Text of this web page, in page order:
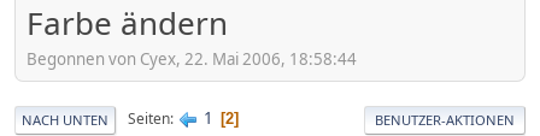
Farbe ändern
Begonnen von Cyex, 22. Mai 2006, 18:58:44
NACH UNTEN Seiten 1 2 BENUTZER-AKTIONEN